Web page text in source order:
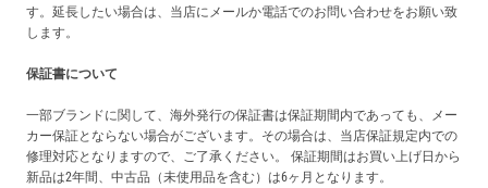
す。延長したい場合は、当店にメールか電話でのお問い合わせをお願い致
します。
保証書について
一部ブランドに関して、海外発行の保証書は保証期間内であっても、メー
カー保証とならない場合がございます。その場合は、当店保証規定内での
修理対応となりますので、ご了承ください。 保証期間はお買い上げ日から
新品は2年間、中古品（未使用品を含む）は6ヶ月となります。